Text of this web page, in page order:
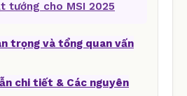
tướng cho MSI 2025
trọng và tổng quan vấn
chi tiết & Các nguyên